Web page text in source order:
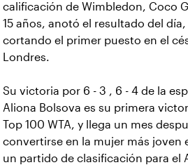
calificación de Wimbledon, Coco
15 años, anotó el resultado del día,
cortando el primer puesto en el
Londres.
Su victoria por 6 - 3 , 6 - 4 de la
Aliona Bolsova es su primera
Top 100 WTA, y llega un mes
convertirse en la mujer más joven
un partido de clasificación para el